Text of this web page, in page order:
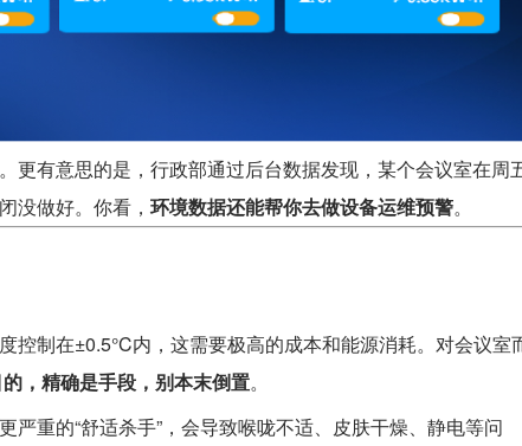
更有意思的是，行政部通过后台数据发现，某个会议室在周
没做好。你看， 环境数据还能帮你去做设备运维预警。
控制在±0.5°C内，这需要极高的成本和能源消耗。对会议室
，精确是手段，别本末倒置。
严重的“舒适杀手”，会导致喉咙不适、皮肤干燥、静电等问